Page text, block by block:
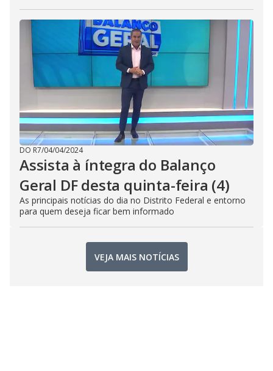
DO R7/04/04/2024
Assista à íntegra do Balanço
Geral DF desta quinta-feira (4)
As principais notícias do dia no Distrito Federal e entorno
para quem deseja ficar bem informado
VEJA MAIS NOTÍCIAS